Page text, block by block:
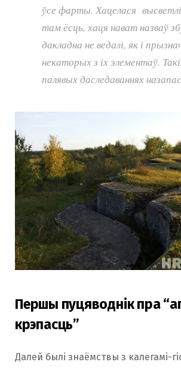
ўсе фарты. Хацелася
там ёсць, хаця нават назваў
дакладна не ведалі, як і
некаторых з іх элементаў.
палявых даследаваннях
Першы пуцяводнік пра
крэпасць”
Далей былі знаёмствы з калегамі-